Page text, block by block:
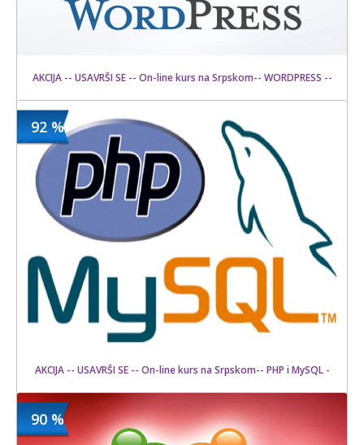
AKCIJA -- USAVRŠI SE -- On-line kurs na Srpskom-- WORDPRESS --
Kupljeno
6 kom.
1500 din
12000 din
92 %
AKCIJA -- USAVRŠI SE -- On-line kurs na Srpskom-- PHP i MySQL -
Kupljeno
1500 din
90 %